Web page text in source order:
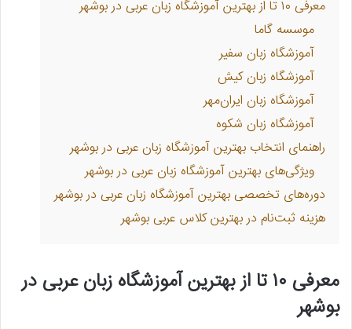
معرفی ۱۰ تا از بهترین آموزشگاه زبان عربی در بوشهر
موسسه گاما
آموزشگاه زبان سفیر
آموزشگاه زبان کیش
آموزشگاه زبان ایران‌مهر
آموزشگاه زبان شکوه
راهنمای انتخاب بهترین آموزشگاه زبان عربی در بوشهر
ویژگی‌های بهترین آموزشگاه زبان عربی در بوشهر
دوره‌های تخصصی بهترین آموزشگاه زبان عربی در بوشهر
هزینه ثبت‌نام در بهترین کلاس عربی بوشهر
معرفی ۱۰ تا از بهترین آموزشگاه زبان عربی در
بوشهر